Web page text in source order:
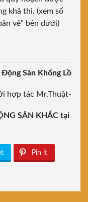
khả thi. (xem sổ
vẽ” bên dưới)
Sản Khổng Lồ
hợp tác Mr.Thuật-
SẢN KHÁC tại
Pin it